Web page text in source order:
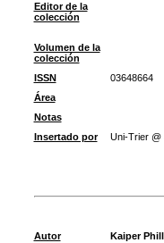
Editor de la
colección
Volumen de la
colección
ISSN
03648664
Área
Notas
Insertado por
Uni-Trier @
Autor
Kaiper